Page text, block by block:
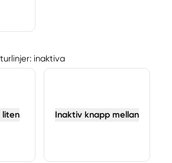
inaktiva
liten Inaktiv knapp mellan